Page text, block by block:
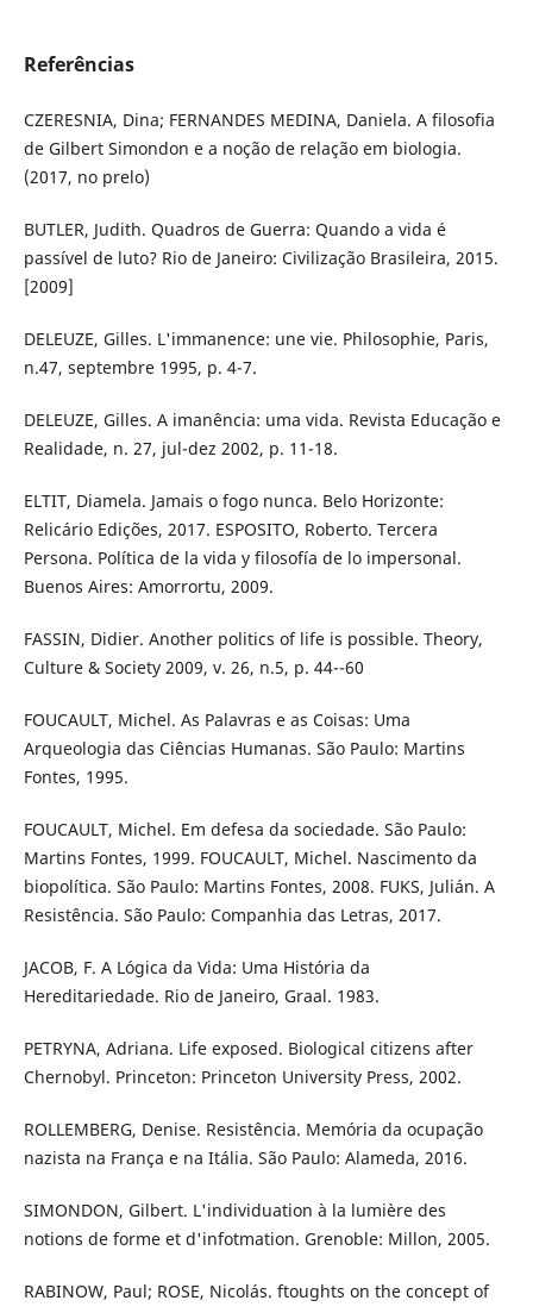
Referências
CZERESNIA, Dina; FERNANDES MEDINA, Daniela. A filosofia
de Gilbert Simondon e a noção de relação em biologia.
(2017, no prelo)
BUTLER, Judith. Quadros de Guerra: Quando a vida é
passível de luto? Rio de Janeiro: Civilização Brasileira, 2015.
[2009]
DELEUZE, Gilles. L'immanence: une vie. Philosophie, Paris,
n.47, septembre 1995, p. 4-7.
DELEUZE, Gilles. A imanência: uma vida. Revista Educação e
Realidade, n. 27, jul-dez 2002, p. 11-18.
ELTIT, Diamela. Jamais o fogo nunca. Belo Horizonte:
Relicário Edições, 2017. ESPOSITO, Roberto. Tercera
Persona. Política de la vida y filosofía de lo impersonal.
Buenos Aires: Amorrortu, 2009.
FASSIN, Didier. Another politics of life is possible. Theory,
Culture & Society 2009, v. 26, n.5, p. 44--60
FOUCAULT, Michel. As Palavras e as Coisas: Uma
Arqueologia das Ciências Humanas. São Paulo: Martins
Fontes, 1995.
FOUCAULT, Michel. Em defesa da sociedade. São Paulo:
Martins Fontes, 1999. FOUCAULT, Michel. Nascimento da
biopolítica. São Paulo: Martins Fontes, 2008. FUKS, Julián. A
Resistência. São Paulo: Companhia das Letras, 2017.
JACOB, F. A Lógica da Vida: Uma História da
Hereditariedade. Rio de Janeiro, Graal. 1983.
PETRYNA, Adriana. Life exposed. Biological citizens after
Chernobyl. Princeton: Princeton University Press, 2002.
ROLLEMBERG, Denise. Resistência. Memória da ocupação
nazista na França e na Itália. São Paulo: Alameda, 2016.
SIMONDON, Gilbert. L'individuation à la lumière des
notions de forme et d'infotmation. Grenoble: Millon, 2005.
RABINOW, Paul; ROSE, Nicolás. ftoughts on the concept of